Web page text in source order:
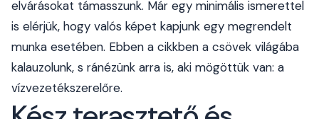
elvárásokat támasszunk. Már egy minimális ismerettel
is elérjük, hogy valós képet kapjunk egy megrendelt
munka esetében. Ebben a cikkben a csövek világába
kalauzolunk, s ránézünk arra is, aki mögöttük van: a
vízvezetékszerelőre.